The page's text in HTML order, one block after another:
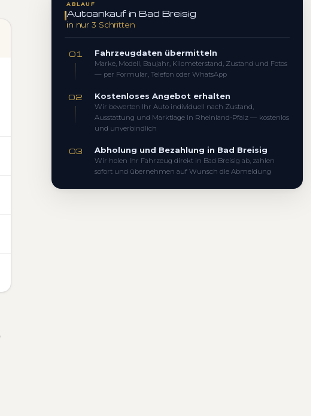
ABLAUF
Autoankauf in Bad Breisig
in nur 3 Schritten
01 Fahrzeugdaten übermitteln
Marke, Modell, Baujahr, Kilometerstand, Zustand und Fotos
— per Formular, Telefon oder WhatsApp
02 Kostenloses Angebot erhalten
Wir bewerten Ihr Auto individuell nach Zustand,
Ausstattung und Marktlage in Rheinland-Pfalz — kostenlos
und unverbindlich
03 Abholung und Bezahlung in Bad Breisig
Wir holen Ihr Fahrzeug direkt in Bad Breisig ab, zahlen
sofort und übernehmen auf Wunsch die Abmeldung